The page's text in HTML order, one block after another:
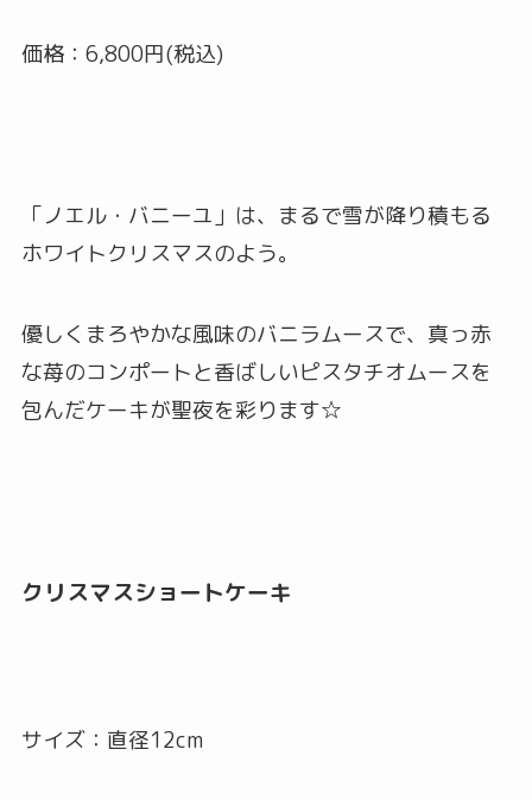
価格：6,800円(税込)
「ノエル・バニーユ」は、まるで雪が降り積もる
ホワイトクリスマスのよう。
優しくまろやかな風味のバニラムースで、真っ赤
な苺のコンポートと香ばしいピスタチオムースを
包んだケーキが聖夜を彩ります☆
クリスマスショートケーキ
サイズ：直径12cm